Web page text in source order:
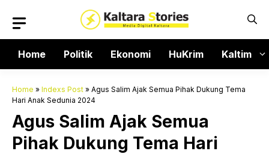
isi
Home
Politik Ekonomi HuKrim Kaltim
Home » Indexs Post » Agus Salim Ajak Semua Pihak Dukung Tema
Hari Anak Sedunia 2024
Agus Salim Ajak Semua
Pihak Dukung Tema Hari